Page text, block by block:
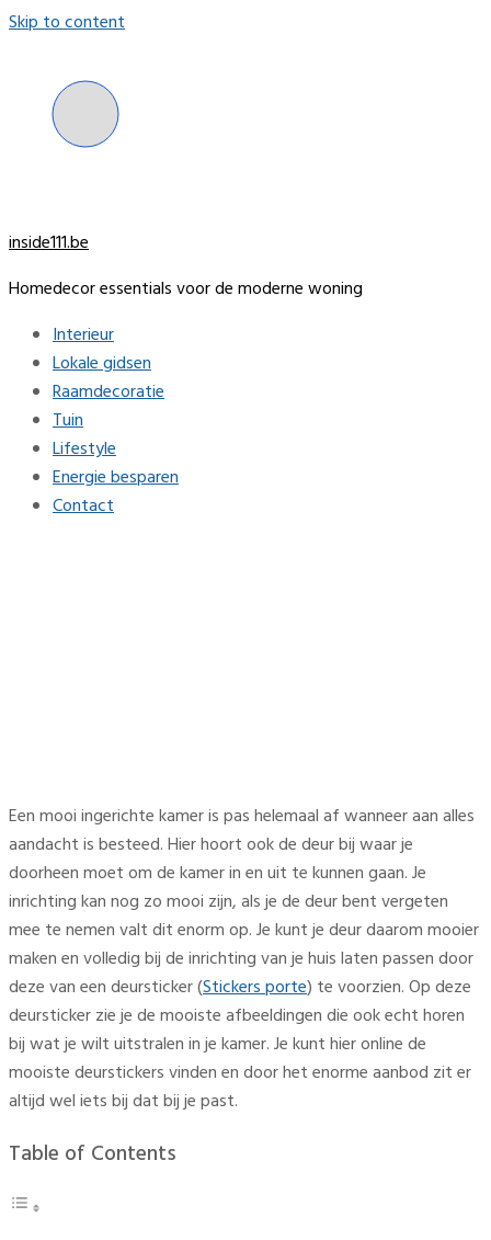
Skip to content
inside111.be
Homedecor essentials voor de moderne woning
Interieur
Lokale gidsen
Raamdecoratie
Tuin
Lifestyle
Energie besparen
Contact
Een mooi ingerichte kamer is pas helemaal af wanneer aan alles
aandacht is besteed. Hier hoort ook de deur bij waar je
doorheen moet om de kamer in en uit te kunnen gaan. Je
inrichting kan nog zo mooi zijn, als je de deur bent vergeten
mee te nemen valt dit enorm op. Je kunt je deur daarom mooier
maken en volledig bij de inrichting van je huis laten passen door
deze van een deursticker (Stickers porte) te voorzien. Op deze
deursticker zie je de mooiste afbeeldingen die ook echt horen
bij wat je wilt uitstralen in je kamer. Je kunt hier online de
mooiste deurstickers vinden en door het enorme aanbod zit er
altijd wel iets bij dat bij je past.
Table of Contents